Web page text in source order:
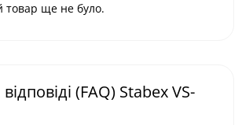
товар ще не було.
(FAQ) Stabex VS-